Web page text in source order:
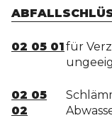
02 05 01für
02 05
02